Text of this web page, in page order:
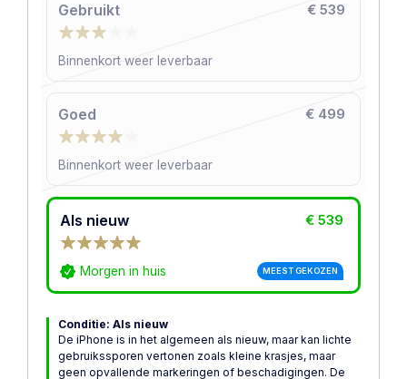
Gebruikt € 539
Binnenkort weer leverbaar
Goed € 499
Binnenkort weer leverbaar
Als nieuw
MEEST GEKOZEN
€ 539
Morgen in huis
Conditie: Als nieuw
De iPhone is in het algemeen als nieuw, maar kan lichte
gebruikssporen vertonen zoals kleine krasjes, maar
geen opvallende markeringen of beschadigingen. De